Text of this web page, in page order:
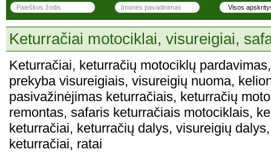
Keturračiai motociklai, visureigiai,
Keturračiai, keturračių motociklų
prekyba visureigiais, visureigių nuoma,
pasivažinėjimas keturračiais, keturračių
remontas, safaris keturračiais motociklais,
keturračiai, keturračių dalys, visureigių
keturračiai, ratai